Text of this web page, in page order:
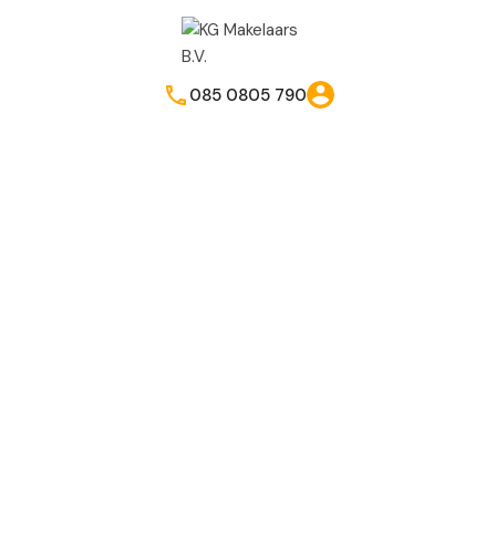
085 0805 790